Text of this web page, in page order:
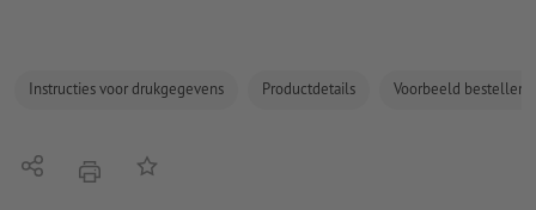
Instructies voor drukgegevens Productdetails Voorbeeld bestellen
Delen afdrukkenOp de lijst